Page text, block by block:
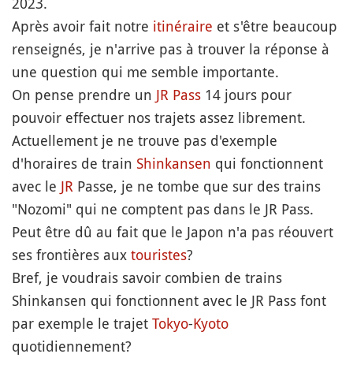
Après avoir fait notre itinéraire et s'être beaucoup
renseignés, je n'arrive pas à trouver la réponse à
une question qui me semble importante.
On pense prendre un JR Pass 14 jours pour
pouvoir effectuer nos trajets assez librement.
Actuellement je ne trouve pas d'exemple
d'horaires de train Shinkansen qui fonctionnent
avec le JR Passe, je ne tombe que sur des trains
"Nozomi" qui ne comptent pas dans le JR Pass.
Peut être dû au fait que le Japon n'a pas réouvert
ses frontières aux touristes?
Bref, je voudrais savoir combien de trains
Shinkansen qui fonctionnent avec le JR Pass font
par exemple le trajet Tokyo-Kyoto
quotidiennement?